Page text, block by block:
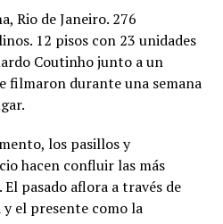
Rio de Janeiro. 276
12 pisos con 23 unidades
Coutinhojunto a un
filmaron durante una semana
los pasillos y
hacen confluirlas más
El pasado aflora a través de
el presente comola